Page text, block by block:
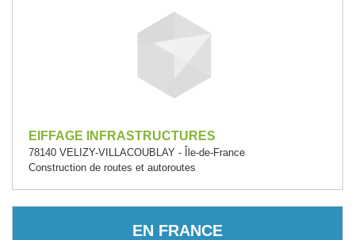
EIFFAGE INFRASTRUCTURES
78140 VELIZY-VILLACOUBLAY - Île-de-France
Construction de routes et autoroutes
EN FRANCE